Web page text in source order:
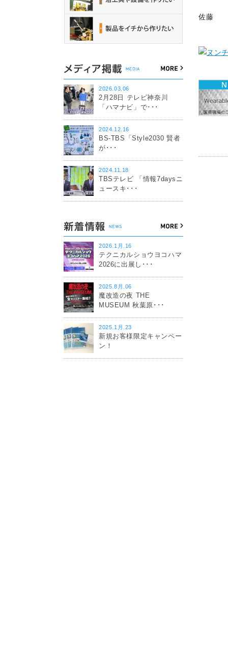
佐藤
2026.03.06
2月28日 テレビ神奈川
「ハマナビ」で･･･
2024.12.16
BS-TBS「Style2030 賢者
が･･･
2024.11.18
TBSテレビ 「情報7daysニ
ュースキ･･･
2026.1月.16
テクニカルショウヨコハマ
2026に出展し･･･
2025.8月.06
魔改造の夜 THE
MUSEUM 秋葉原･･･
2025.1月.23
新規お客様限定キャンペー
ン！